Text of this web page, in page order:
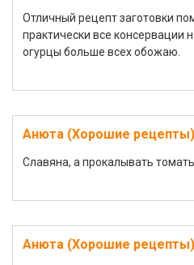
Отличный рецепт заготовки
практически все консервации
огурцы больше всех обожаю.
Анюта (Хорошие рецепты)
Славяна, а прокалывать
Анюта (Хорошие рецепты)